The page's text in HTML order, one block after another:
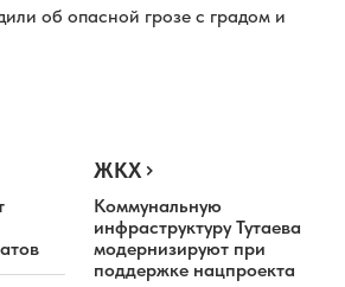
об опасной грозе с градом и
ЖКХ
Коммунальную
инфраструктуру Тутаева
модернизируют при
поддержке нацпроекта